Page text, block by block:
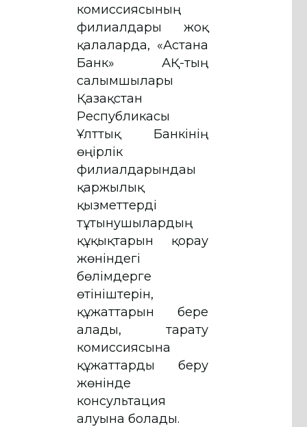
комиссиясының
филиалдары жоқ
қалаларда, «Астана
Банк» АҚ-тың
салымшылары
Қазақстан
Республикасы
Ұлттық Банкінің
өңірлік
филиалдарындағы
қаржылық
қызметтерді
тұтынушылардың
құқықтарын қорғау
жөніндегі
бөлімдерге
өтініштерін,
құжаттарын бере
алады, тарату
комиссиясына
құжаттарды беру
жөнінде
консультация
алуына болады.